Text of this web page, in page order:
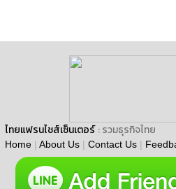
ไทยแฟรนไชส์เซ็นเตอร์ : รวมธุรกิจไทย
Home | About Us | Contact Us |